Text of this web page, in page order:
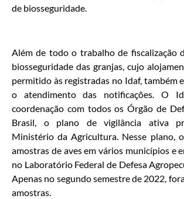
de biosseguridade.
Além de todo o trabalho de fiscalização
biosseguridade das granjas, cujo
permitido às registradas no Idaf, também
o atendimento das notificações. O
coordenação com todos os Órgão de
Brasil, o plano de vigilância ativa
Ministério da Agricultura. Nesse plano,
amostras de aves em vários municípios e
no Laboratório Federal de Defesa
Apenas no segundo semestre de 2022,
amostras.